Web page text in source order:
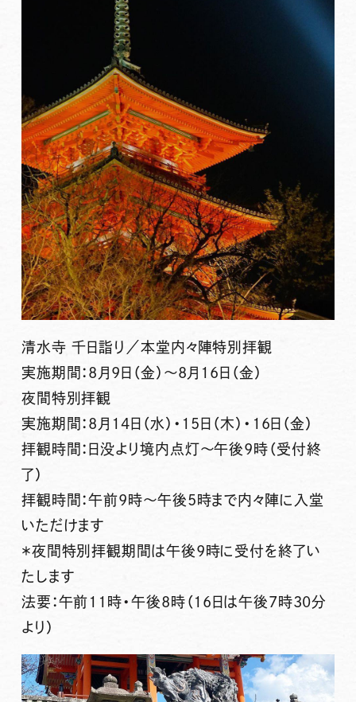
清水寺 千日詣り／本堂内々陣特別拝観
実施期間：8月9日（金）～8月16日（金）
夜間特別拝観
実施期間：8月14日（水）・15日（木）・16日（金）
拝観時間：日没より境内点灯～午後9時（受付終
了）
拝観時間：午前9時～午後5時まで内々陣に入堂
いただけます
＊夜間特別拝観期間は午後9時に受付を終了い
たします
法要：午前11時・午後8時（16日は午後7時30分
より）